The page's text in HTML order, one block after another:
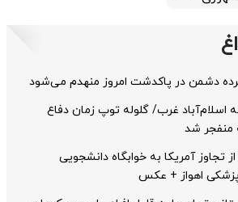
دشمن در پاکدشت امروز منهدم می‌شود
اسلام‌آباد غرب/ گلوله توپ زمان دفاع
تجاوز آمریکا به خوابگاه دانشجویی
پزشکی اهواز + عکس